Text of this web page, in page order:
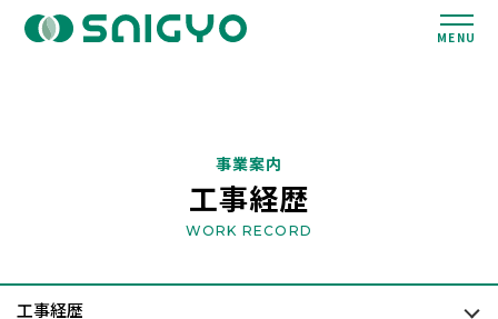
MENU
事業案内
工事経歴
WORK RECORD